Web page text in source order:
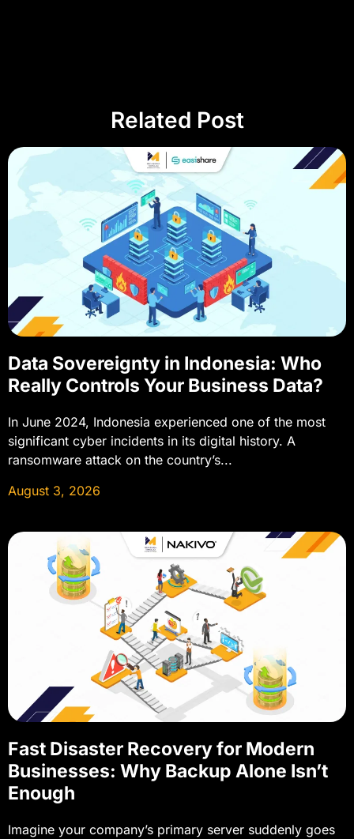
Related Post
Data Sovereignty in Indonesia: Who
Really Controls Your Business Data?
In June 2024, Indonesia experienced one of the most
significant cyber incidents in its digital history. A
ransomware attack on the country’s...
August 3, 2026
Fast Disaster Recovery for Modern
Businesses: Why Backup Alone Isn’t
Enough
Imagine your company’s primary server suddenly goes